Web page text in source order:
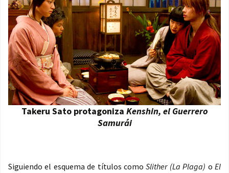
Takeru Sato protagoniza Kenshin, el Guerrero
Samurái
Siguiendo el esquema de títulos comoSlither (La Plaga) oEl